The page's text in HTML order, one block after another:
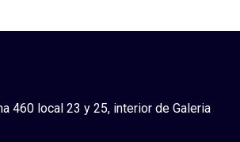
460 local 23 y 25, interior de Galeria